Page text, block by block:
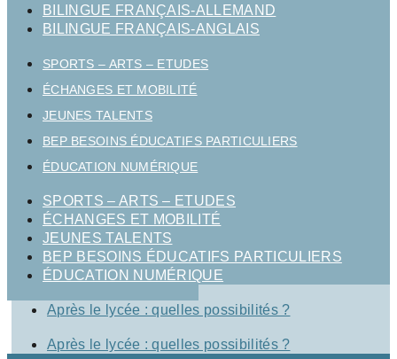
BILINGUE FRANÇAIS-ALLEMAND
BILINGUE FRANÇAIS-ANGLAIS
SPORTS – ARTS – ETUDES
ÉCHANGES ET MOBILITÉ
JEUNES TALENTS
BEP BESOINS ÉDUCATIFS PARTICULIERS
ÉDUCATION NUMÉRIQUE
SPORTS – ARTS – ETUDES
ÉCHANGES ET MOBILITÉ
JEUNES TALENTS
BEP BESOINS ÉDUCATIFS PARTICULIERS
ÉDUCATION NUMÉRIQUE
Après le lycée : quelles possibilités ?
Après le lycée : quelles possibilités ?